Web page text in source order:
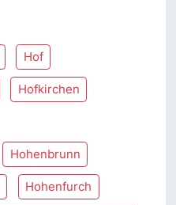
Hof
Hofkirchen
Hohenbrunn
Hohenfurch